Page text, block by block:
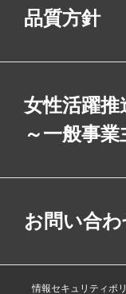
品質方針
女性活躍
～一般事
お問い合わ
情報セキュリティポ